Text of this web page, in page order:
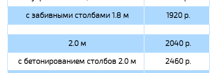
с забивными столбами 1.8 м
1920 р.
2.0 м
2040 р.
с бетонированием столбов 2.0 м
2460 р.